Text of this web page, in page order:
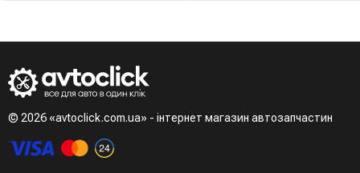
© 2026 «avtoclick.com.ua» - інтернет магазин автозапчастин